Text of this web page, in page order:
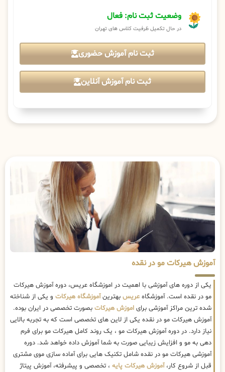
وضعیت ثبت نام: فعال
در حال تکمیل ظرفیت کلاس های تهران
ثبت نام آموزش حضوری
ثبت نام آموزش آنلاین
آموزش هیرکات مو در نقده
یکی از دوره های آموزشی با اهمیت در اموزشگاه عریس، دوره آموزش هیرکات
مو در نقده است. آموزشگاه عریس بهترینآموزشگاه هیرکات و یکی از شناخته
شده ترین مراکز آموزشی برای اموزش هیرکات بصورت تخصصی در ایران بوده.
آموزش هیرکات مو در نقده یکی از لاین های تخصصی است که به تجربه بالایی
نیاز دارد. در دوره آموزش هیرکات مو ، یک روند کامل هیرکات مو برای فرم
دهی به مو و افزایش زیبایی صورت به شما آموزش داده خواهد شد. دوره
آموزشی هیرکات مو در نقده شامل تکنیک هایی برای آماده سازی موی مشتری
قبل از شروع کار،آموزش هیرکات پایه ، تخصصی و پیشرفته، آموزش پیتاژ